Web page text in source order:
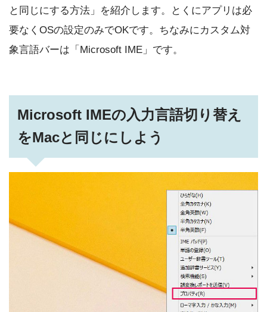
と同じにする方法」を紹介します。とくにアプリは必
要なくOSの設定のみでOKです。ちなみにカスタム対
象言語バーは「Microsoft IME」です。
Microsoft IMEの入力言語切り替え
をMacと同じにしよう